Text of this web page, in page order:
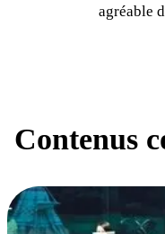
agréable
Contenus